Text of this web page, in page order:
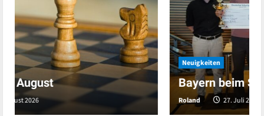
Neuigkeiten
Bayern beim Schachgipfel in Dresden
Roland 27. Juli 2026